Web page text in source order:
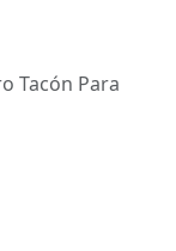
Tacón Para